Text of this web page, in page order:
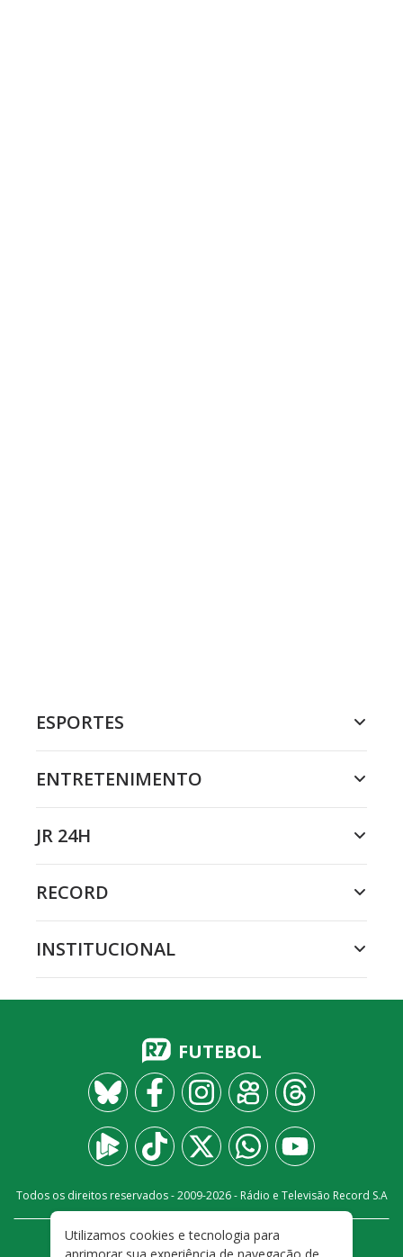
ESPORTES
ENTRETENIMENTO
JR 24H
RECORD
INSTITUCIONAL
FUTEBOL
Todos os direitos reservados - 2009-2026- Rádio e Televisão Record S.A
FALE CONOSCO PRIVACIDADE
Utilizamos cookies e tecnologia para